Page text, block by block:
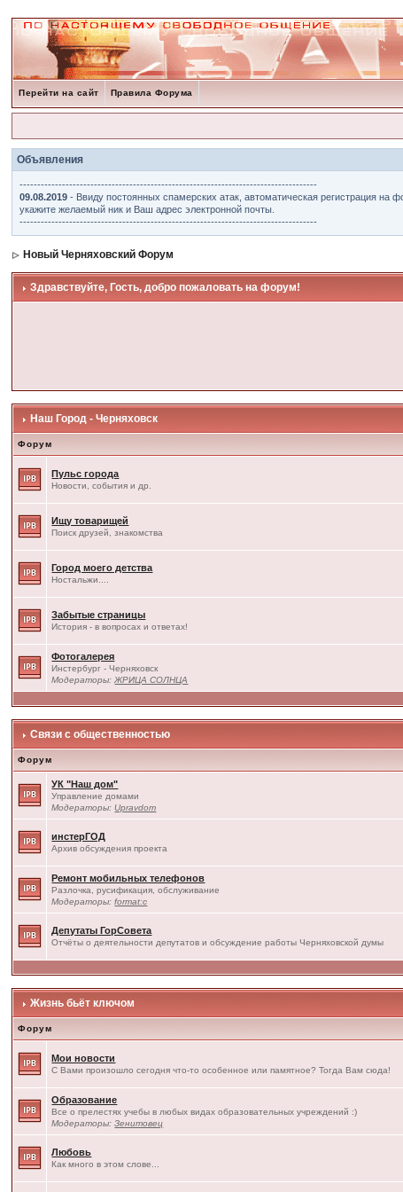
Перейти на сайт Правила Форума
Объявления
------------------------------------------------------------------------------------
09.08.2019 - Ввиду постоянных спамерских атак, автоматическая регистрация на
укажите желаемый ник и Ваш адрес электронной почты.
------------------------------------------------------------------------------------
Новый Черняховский Форум
Здравствуйте, Гость, добро пожаловать на форум!
Наш Город - Черняховск
Форум
Пульс города
Новости, события и др.
Ищу товарищей
Поиск друзей, знакомства
Город моего детства
Ностальжи....
Забытые страницы
История - в вопросах и ответах!
Фотогалерея
Инстербург - Черняховск
Модераторы:ЖРИЦА СОЛНЦА
Связи с общественностью
Форум
УК "Наш дом"
Управление домами
Модераторы:Upravdom
инстерГОД
Архив обсуждения проекта
Ремонт мобильных телефонов
Разлочка, русификация, обслуживание
Модераторы:format:c
Депутаты ГорСовета
Отчёты о деятельности депутатов и обсуждение работы Черняховской думы
Жизнь бьёт ключом
Форум
Мои новости
С Вами произошло сегодня что-то особенное или памятное? Тогда Вам сюда!
Образование
Все о прелестях учебы в любых видах образовательных учреждений :)
Модераторы:Зенитовец
Любовь
Как много в этом слове...